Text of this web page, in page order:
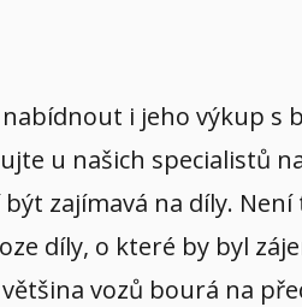
i jeho výkup s
u našich specialistů
zajímavá na díly.
díly, o které by byl
vozů bourá na